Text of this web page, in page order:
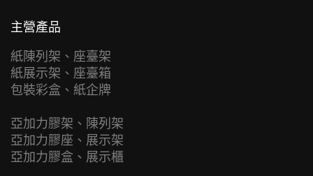
主營產品
紙陳列架、座臺架
紙展示架、座臺箱
包裝彩盒、紙企牌
亞加力膠架、陳列架
亞加力膠座、展示架
亞加力膠盒、展示櫃